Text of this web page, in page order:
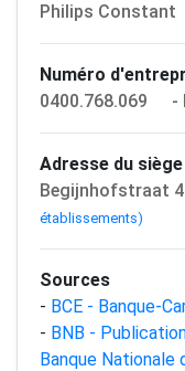
Philips Constant
Numéro
0400.768.069
-
Adresse du siège
Begijnhofstraat
établissements)
Sources
- BCE - Banque-
- BNB -
Banque Nationale